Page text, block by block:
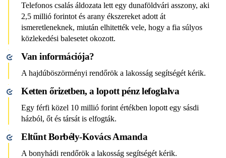
Telefonos csalás áldozata lett egy dunaföldvári asszony, aki
2,5 millió forintot és arany ékszereket adott át
ismeretleneknek, miután elhitették vele, hogy a fia súlyos
közlekedési balesetet okozott.
Van információja?
A hajdúböszörményi rendőrök a lakosság segítségét kérik.
Ketten őrizetben, a lopott pénz lefoglalva
Egy férfi közel 10 millió forint értékben lopott egy sásdi
házból, őt és társát is elfogták.
Eltűnt Borbély-Kovács Amanda
A bonyhádi rendőrök a lakosság segítségét kérik.